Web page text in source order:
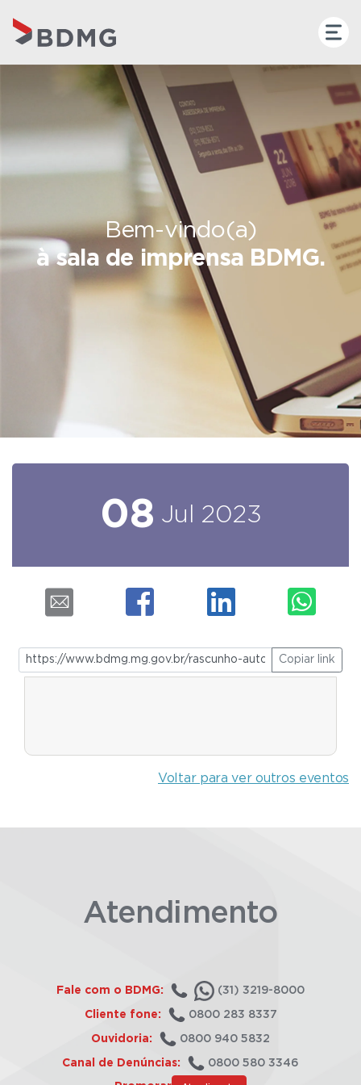
Bem-vindo(a)
à sala de imprensa BDMG.
08 Jul 2023
Copiar link
Voltar para ver outros eventos
Atendimento
Fale com o BDMG: (31) 3219-8000
Cliente fone: 0800 283 8337
Ouvidoria: 0800 940 5832
Canal de Denúncias: 0800 580 3346